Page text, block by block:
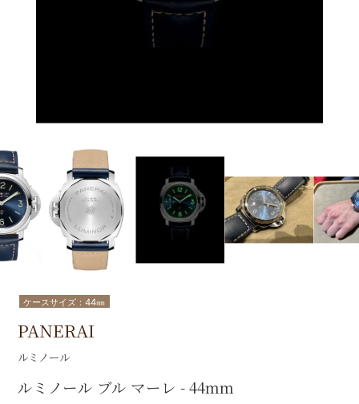
ケースサイズ：44㎜
PANERAI
ルミノール
ルミノール ブル マーレ - 44mm